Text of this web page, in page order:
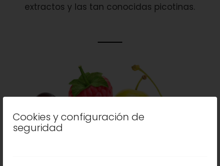
Cookies y configuración de
seguridad
extractos y las tan conocidas picotinas.